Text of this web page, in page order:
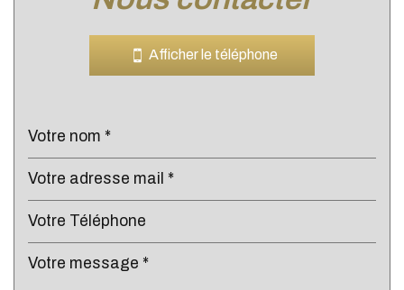
Leaflet |©JawgMaps|© OpenStreetMap
Lycée
Bibliothèque
Afficher le téléphone